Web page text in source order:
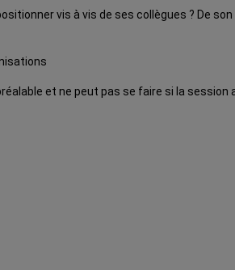
vis à vis de ses collègues ? De
et ne peut pas se faire si la